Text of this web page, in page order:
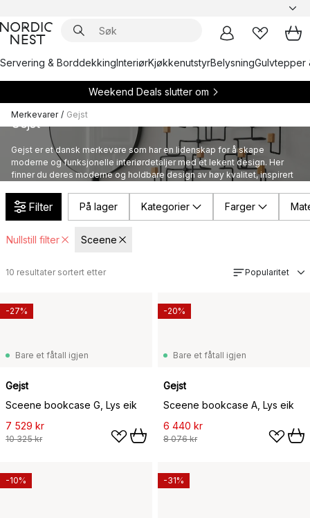
Servering & BorddekkingInteriørKjøkkenutstyrBelysningGulvtepper
Weekend Deals slutter om
Merkevarer / Gejst
Gejst
Gejst er et dansk merkevare som har en lidenskap for å skape
moderne og funksjonelle interiørdetaljer med et lekent design. Her
finner du deres moderne og holdbare design av høy kvalitet, inspirert
Filter På lager Kategorier Farger
Nullstill filter Sceene
10 resultater sortert etter Popularitet
Bare et fåtall igjen
Gejst
Sceene bookcase G, Lys eik
7 529 kr
10 325 kr
-27%
Bare et fåtall igjen
Gejst
Sceene bookcase A, Lys eik
6 440 kr
8 076 kr
-20%
-10% -31%